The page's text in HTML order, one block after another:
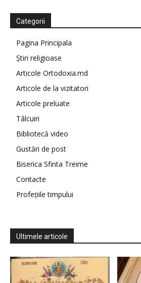
Categorii
Pagina Principala
Știri religioase
Articole Ortodoxia.md
Articole de la vizitatori
Articole preluate
Tâlcuiri
Bibliotecă video
Gustări de post
Biserica Sfinta Treime
Contacte
Profețiile timpului
Ultimele articole